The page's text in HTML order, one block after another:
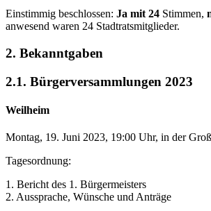
Einstimmig beschlossen: Ja mit 24 Stimmen,
anwesend waren 24 Stadtratsmitglieder.
2. Bekanntgaben
2.1. Bürgerversammlungen 2023
Weilheim
Montag, 19. Juni 2023, 19:00 Uhr, in der
Tagesordnung:
1. Bericht des 1. Bürgermeisters
2. Aussprache, Wünsche und Anträge